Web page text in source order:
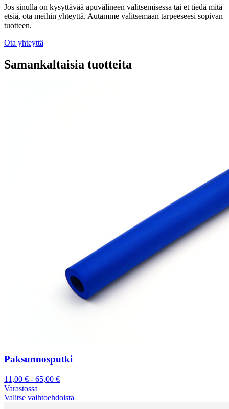
Jos sinulla on kysyttävää apuvälineen valitsemisessa tai et tiedä mitä
etsiä, ota meihin yhteyttä. Autamme valitsemaan tarpeeseesi sopivan
tuotteen.
Ota yhteyttä
Samankaltaisia tuotteita
Paksunnosputki
11,00 € - 65,00 €
Varastossa
Valitse vaihtoehdoista